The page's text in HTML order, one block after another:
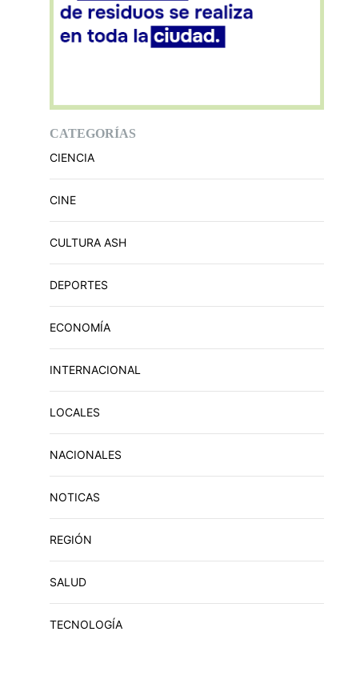
CATEGORÍAS
CIENCIA
CINE
CULTURA ASH
DEPORTES
ECONOMÍA
INTERNACIONAL
LOCALES
NACIONALES
NOTICAS
REGIÓN
SALUD
TECNOLOGÍA